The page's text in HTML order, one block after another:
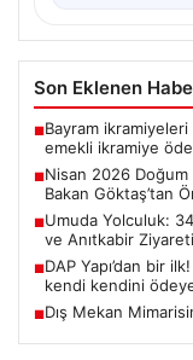
Son Eklenen
■Bayram
emekli ikramiye
■Nisan 2026 Doğum
Bakan Göktaş’tan
■Umuda Yolculuk:
ve Anıtkabir Ziyareti
■DAP Yapı’dan bir
kendi kendini
■Dış Mekan